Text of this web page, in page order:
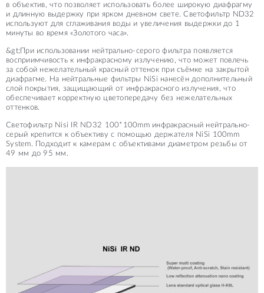
в объектив, что позволяет использовать более широкую диафрагму
и длинную выдержку при ярком дневном свете. Светофильтр ND32
используют для сглаживания воды и увеличения выдержки до 1
минуты во время «Золотого часа».
&gt;При использовании нейтрально-серого фильтра появляется
восприимчивость к инфракрасному излучению, что может повлечь
за собой нежелательный красный оттенок при съёмке на закрытой
диафрагме. На нейтральные фильтры NiSi нанесён дополнительный
слой покрытия, защищающий от инфракрасного излучения, что
обеспечивает корректную цветопередачу без нежелательных
оттенков.
Светофильтр Nisi IR ND32 100*100mm инфракрасный нейтрально-
серый крепится к объективу с помощью держателя NiSi 100mm
System. Подходит к камерам с объективами диаметром резьбы от
49 мм до 95 мм.